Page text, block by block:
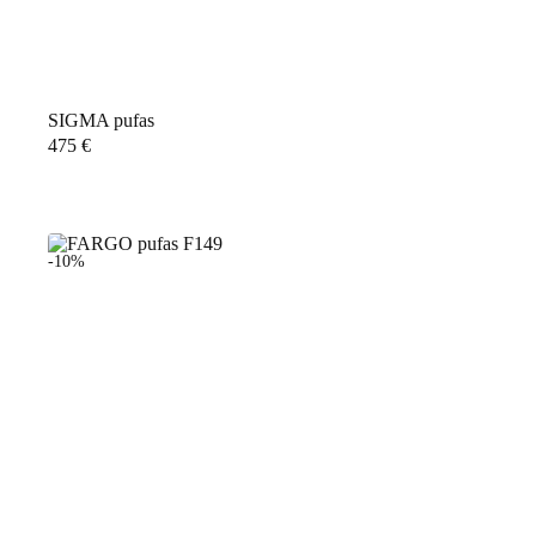
SIGMA pufas
475 €
-10%